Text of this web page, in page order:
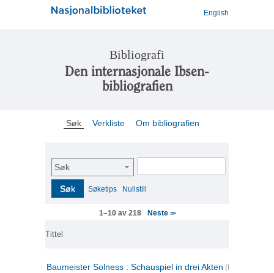
English
Bibliografi
Den internasjonale Ibsen-
bibliografien
Søk Verkliste Om bibliografien
Søk
Søk Søketips Nullstill
1–10 av 218 Neste >>
Tittel
Baumeister Solness : Schauspiel in drei Akten (tysk)